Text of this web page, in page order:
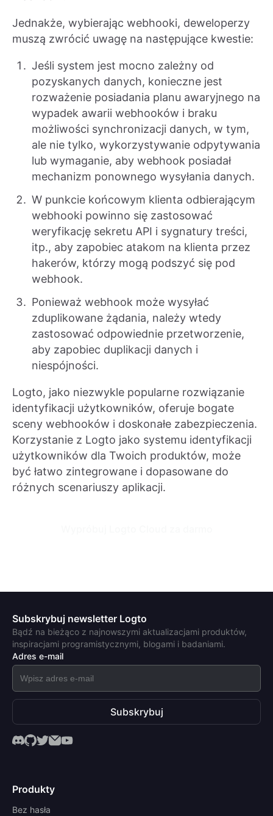
Jednakże, wybierając webhooki, deweloperzy
muszą zwrócić uwagę na następujące kwestie:
Jeśli system jest mocno zależny od
pozyskanych danych, konieczne jest
rozważenie posiadania planu awaryjnego na
wypadek awarii webhooków i braku
możliwości synchronizacji danych, w tym,
ale nie tylko, wykorzystywanie odpytywania
lub wymaganie, aby webhook posiadał
mechanizm ponownego wysyłania danych.
W punkcie końcowym klienta odbierającym
webhooki powinno się zastosować
weryfikację sekretu API i sygnatury treści,
itp., aby zapobiec atakom na klienta przez
hakerów, którzy mogą podszyć się pod
webhook.
Ponieważ webhook może wysyłać
zduplikowane żądania, należy wtedy
zastosować odpowiednie przetworzenie,
aby zapobiec duplikacji danych i
niespójności.
Logto, jako niezwykle popularne rozwiązanie
identyfikacji użytkowników, oferuje bogate
sceny webhooków i doskonałe zabezpieczenia.
Korzystanie z Logto jako systemu identyfikacji
użytkowników dla Twoich produktów, może
być łatwo zintegrowane i dopasowane do
różnych scenariuszy aplikacji.
Subskrybuj newsletter Logto
Bądź na bieżąco z najnowszymi aktualizacjami produktów,
inspiracjami programistycznymi, blogami i badaniami.
Adres e-mail
Subskrybuj
Produkty
Bez hasła